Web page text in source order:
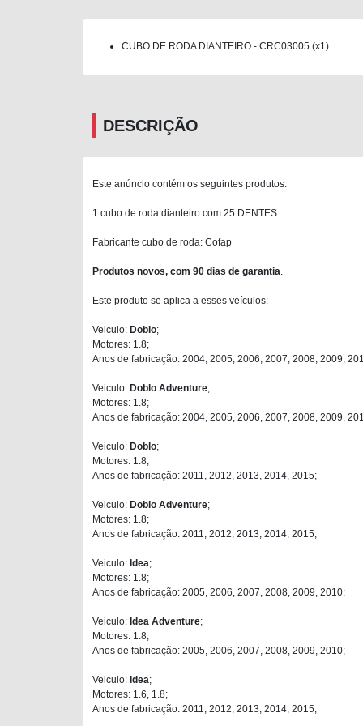
CUBO DE RODA DIANTEIRO - CRC03005 (x1)
DESCRIÇÃO
Este anúncio contém os seguintes produtos:
1 cubo de roda dianteiro com 25 DENTES.
Fabricante cubo de roda: Cofap
Produtos novos, com 90 dias de garantia
Este produto se aplica a esses veículos:
Veiculo: Doblo;
Motores: 1.8;
Anos de fabricação: 2004, 2005, 2006, 2007, 2008, 2009,
Veiculo: Doblo Adventure;
Motores: 1.8;
Anos de fabricação: 2004, 2005, 2006, 2007, 2008, 2009,
Veiculo: Doblo;
Motores: 1.8;
Anos de fabricação: 2011, 2012, 2013, 2014, 2015;
Veiculo: Doblo Adventure;
Motores: 1.8;
Anos de fabricação: 2011, 2012, 2013, 2014, 2015;
Veiculo: Idea;
Motores: 1.8;
Anos de fabricação: 2005, 2006, 2007, 2008, 2009, 2010;
Veiculo: Idea Adventure;
Motores: 1.8;
Anos de fabricação: 2005, 2006, 2007, 2008, 2009, 2010;
Veiculo: Idea;
Motores: 1.6, 1.8;
Anos de fabricação: 2011, 2012, 2013, 2014, 2015;